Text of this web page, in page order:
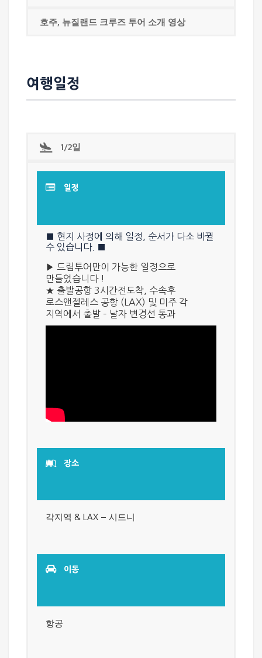
호주, 뉴질랜드 크루즈 투어 소개 영상
여행일정
1/2일
일정
■ 현지 사정에 의해 일정, 순서가 다소 바뀔
수 있습니다. ■
▶ 드림투어만이 가능한 일정으로
만들었습니다 !
★ 출발공항 3시간전도착, 수속후
로스앤젤레스 공항 (LAX) 및 미주 각
지역 에서 출발 – 날자 변경선 통과
장소
각지역 & LAX – 시드니
이동
항공